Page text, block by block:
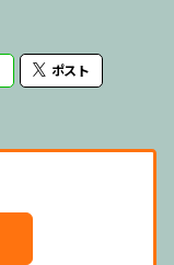
ポスト